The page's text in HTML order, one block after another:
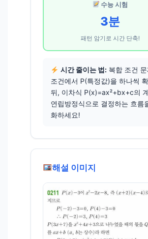
수능 시험
3분
패턴 암기로 시간 단축!
시간 줄이는 법:복합 조건
조건에서 P(특정값)을 하나씩
뒤, 이차식 P(x)=ax²+bx+c의
연립방정식으로 결정하는 흐름
화하세요!
해설 이미지